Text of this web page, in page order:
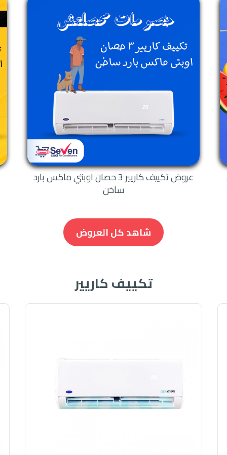
كما تم توحيد رقم ساخن واحد فقط، لكي تقوم العملاء
والآن نقدم لكم أكثر من 200-300 فرع كوكيل رسمي ومعتمد لشركة كاريير فيمكنكم زيارة أقرب
يوجد انواع وموديلات كثيره ومتعدده من المكيفات فى الاسواق ولكن نجد ان
من الامكانيات والمواصفات التى لا تجدها الا فقط معنا وكل ده لان الشركه
.
تكييف كاريير
بالشكل المناسب لك وان يكون عالى الكفاءه مهما تم استخدامه الان نحن
يرغب بها المستهلك حتى يستمتع بشراء المكيف وستعرف الان مميزات وعيوب
هتستمتع بسرعته العاليه على تبريد الغرفه والتخلص من درجات الحراره
ولا تشعر باى درجات مرتفعه .
كل الخواص التى كانت تعمل فى المكيف .
كاريير المزود بالكثير من المميزات منها التشغيل الجاف التى تعمل على
كاريير يوجد به بعض العيوب فى الصناعه والمميزات ولكن نجد ان
عروض تكييف كاريير 3 حصان اوبتي ماكس بارد
ساخن
شاهد كل العروض
تكييف كاريير